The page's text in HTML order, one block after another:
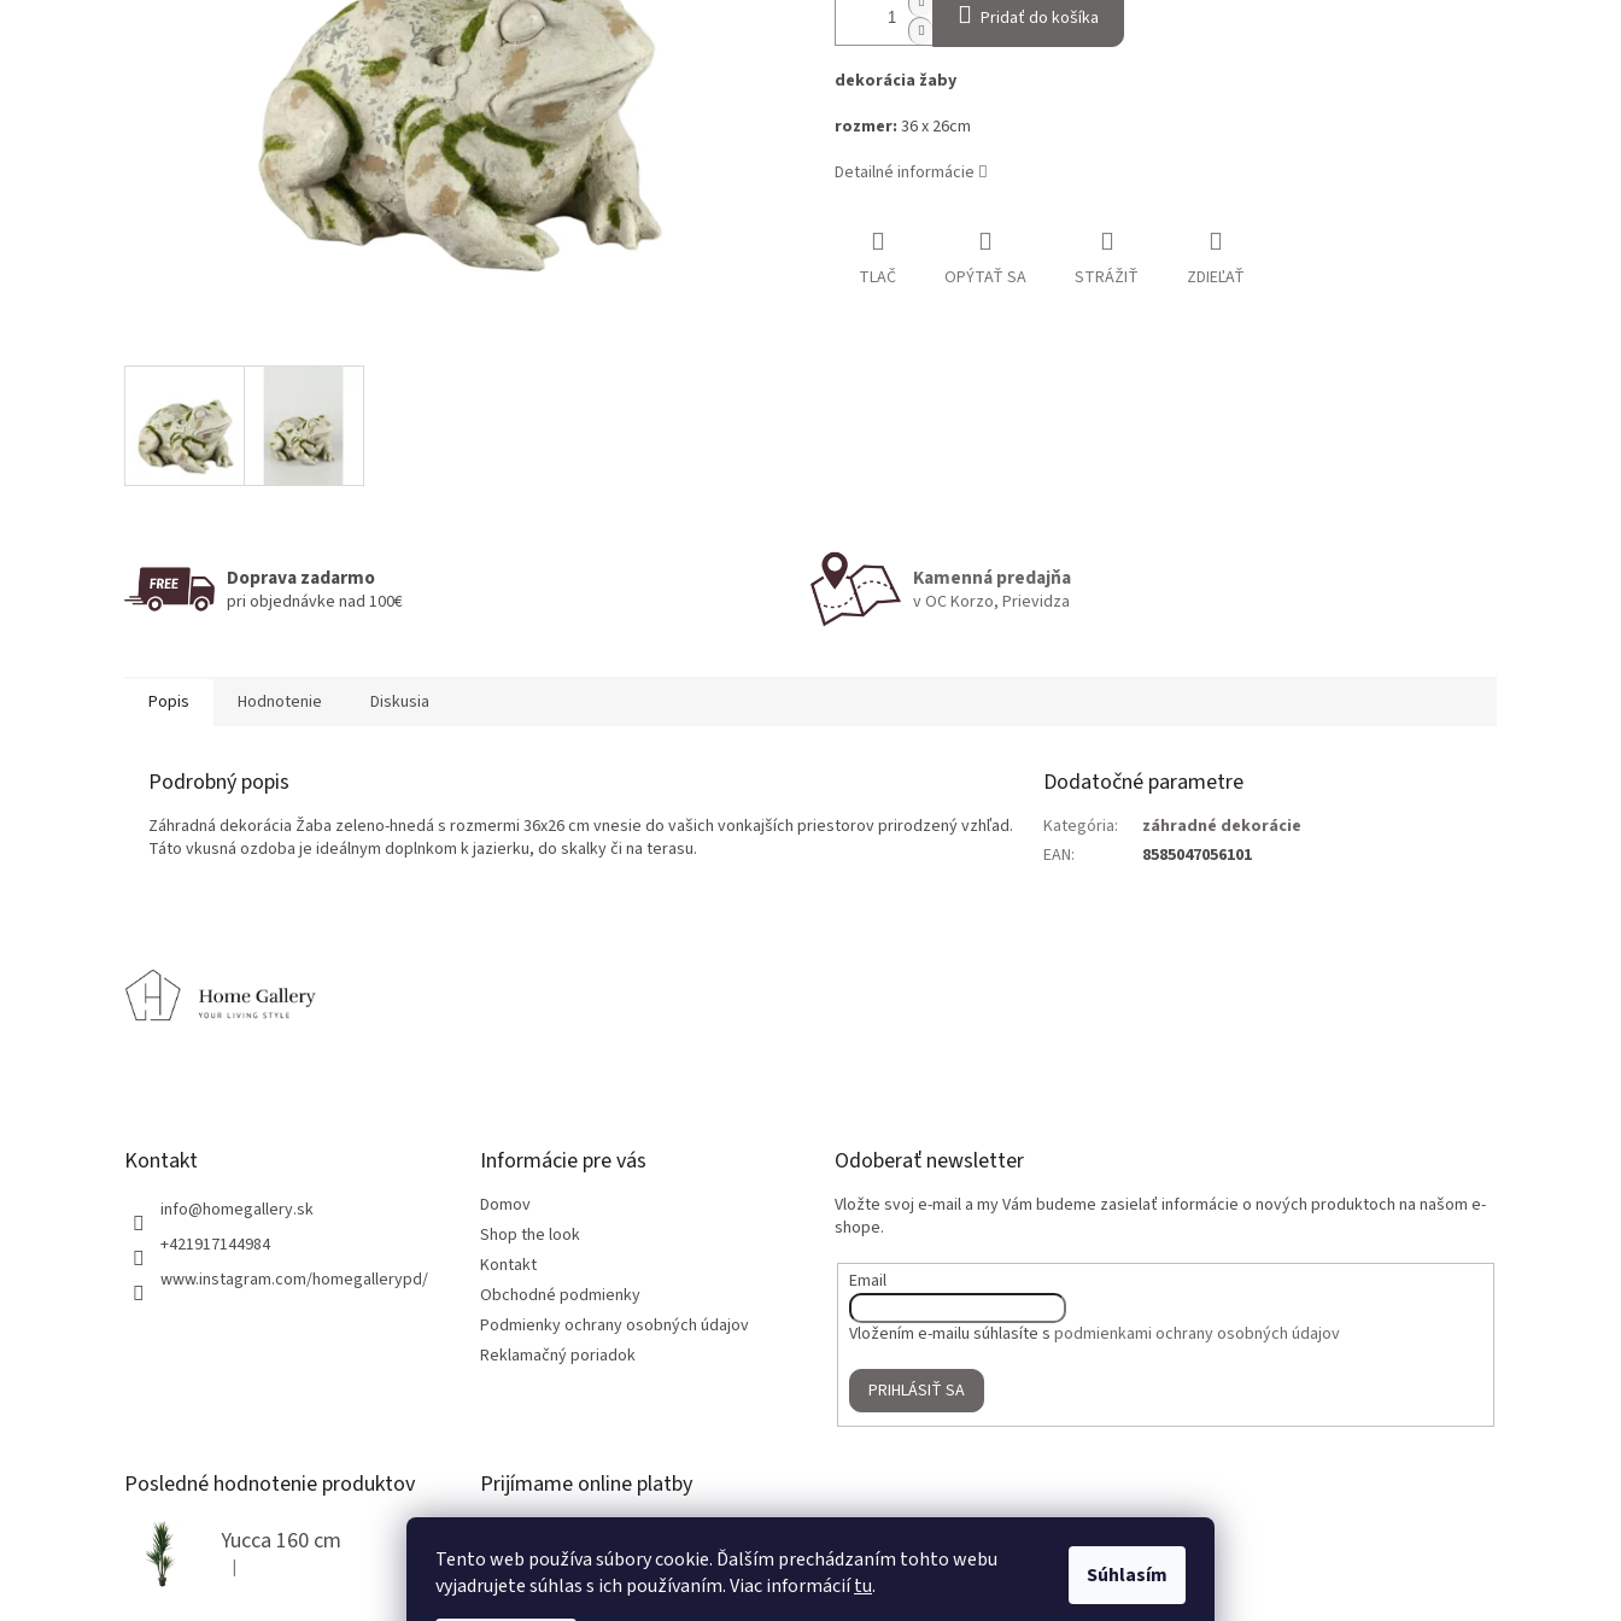
Tento web používa súbory cookie. Ďalším prechádzaním tohto webu
vyjadrujete súhlas s ich používaním. Viac informáciítu. Súhlasím
Pridať do košíka
dekorácia žaby
rozmer: 36 x 26cm
Detailné informácie
TLAČ OPÝTAŤ SA STRÁŽIŤ ZDIEĽAŤ
Doprava zadarmo
pri objednávke nad 100€
Kamenná predajňa
v OC Korzo, Prievidza
Popis Hodnotenie Diskusia
Podrobný popis
Záhradná dekorácia Žaba zeleno-hnedá s rozmermi 36x26 cm vnesie do vašich vonkajších priestorov prirodzený vzhľad.
Táto vkusná ozdoba je ideálnym doplnkom k jazierku, do skalky či na terasu.
Dodatočné parametre
Kategória:
záhradné dekorácie
EAN: 8585047056101
Kontakt
info@homegallery.sk
+421917144984
www.instagram.com/homegallerypd/
Informácie pre vás
Domov
Shop the look
Kontakt
Obchodné podmienky
Podmienky ochrany osobných údajov
Reklamačný poriadok
Odoberať newsletter
Vložte svoj e-mail a my Vám budeme zasielať informácie o nových produktoch na našom e-
shope.
Email
Vložením e-mailu súhlasíte s podmienkami ochrany osobných údajov
PRIHLÁSIŤ SA
Posledné hodnotenie produktov
Yucca 160 cm
Hodnotenie produktu je 5 z 5 hviezdičiek.
|
Prijímame online platby